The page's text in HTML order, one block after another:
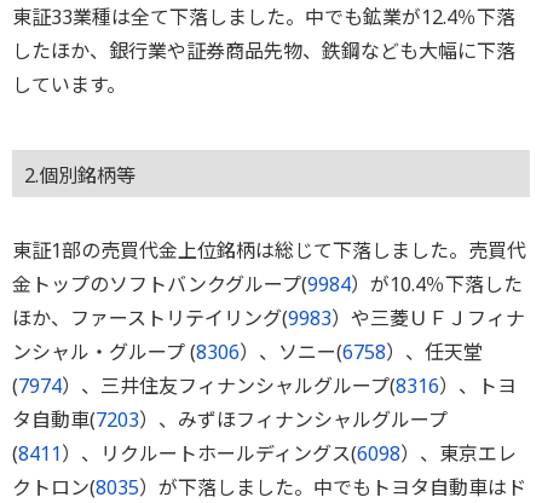
東証33業種は全て下落しました。中でも鉱業が12.4％下落
したほか、銀行業や証券商品先物、鉄鋼なども大幅に下落
しています。
2.個別銘柄等
東証1部の売買代金上位銘柄は総じて下落しました。売買代
金トップのソフトバンクグループ(9984）が10.4％下落した
ほか、ファーストリテイリング(9983）や三菱ＵＦＪフィナ
ンシャル・グループ (8306）、ソニー(6758）、任天堂
(7974）、三井住友フィナンシャルグループ(8316）、トヨ
タ自動車(7203）、みずほフィナンシャルグループ
(8411）、リクルートホールディングス(6098）、東京エレ
クトロン(8035）が下落しました。中でもトヨタ自動車はド